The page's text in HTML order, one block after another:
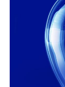
CDU, SPD und
Umfragen,
und
und
Sendungen
Audio-Archiv